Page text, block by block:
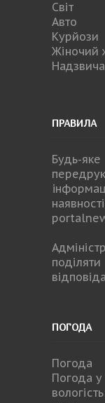
Світ
Авто
Курйози
Жіночий
ПРАВИЛА
Будь-
ПОГОДА
Погода
Погода у